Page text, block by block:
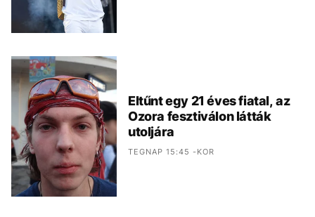
Eltűnt egy 21 éves fiatal, az
Ozora fesztiválon látták
utoljára
TEGNAP 15:45 -KOR